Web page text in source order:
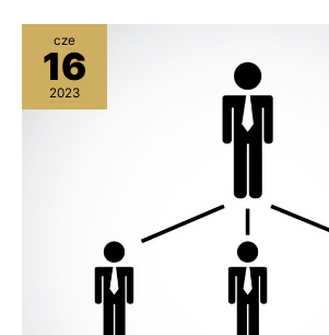
cze
16
2023
Odpowiedzialność
członków
zarządu